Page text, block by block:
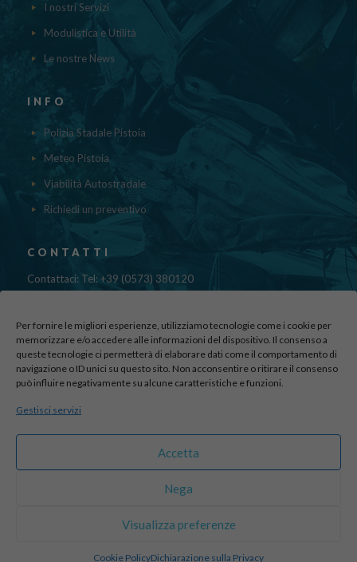
Per fornire le migliori esperienze, utilizziamo tecnologie come i cookie per
memorizzare e/o accedere alle informazioni del dispositivo. Il consenso a
queste tecnologie ci permetterà di elaborare dati come il comportamento di
navigazione o ID unici su questo sito. Non acconsentire o ritirare il consenso
può influire negativamente su alcune caratteristiche e funzioni.
Gestisci servizi
Accetta
Nega
Visualizza preferenze
Cookie PolicyDichiarazione sulla Privacy
I nostri Servizi
Modulistica e Utilità
Le nostre News
INFO
Polizia Stadale Pistoia
Meteo Pistoia
Viabilità Autostradale
Richiedi un preventivo
CONTATTI
Contattaci: Tel: +39 (0573) 380120
Fax: 39 (0573) 985420
Via di Canapale, 10
51100 PISTOIA
Find us here:
sito realizzato da
Reserved | Credits